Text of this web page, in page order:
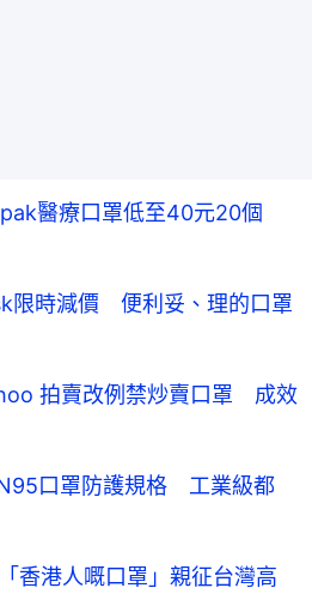
醫療口罩低至40元20個
限時減價 便利妥、理的口罩
拍賣改例禁炒賣口罩 成效
N95口罩防護規格 工業級都
香港人嘅口罩」親征台灣高